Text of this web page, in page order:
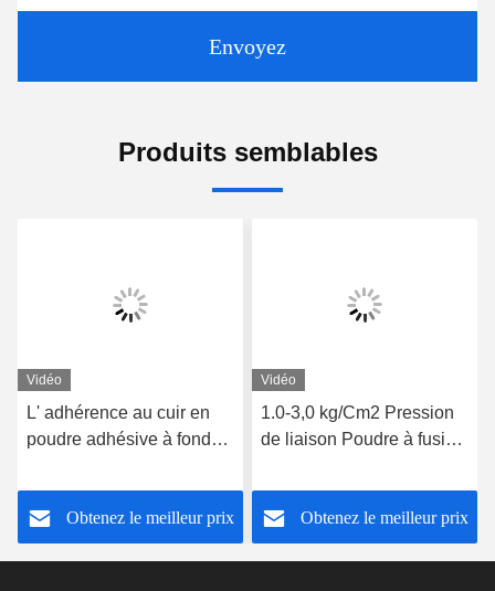
Envoyez
Produits semblables
Vidéo
L' adhérence au cuir en
poudre adhésive à fonder
réglage rapide
Obtenez le meilleur prix
Vidéo
1.0-3,0 kg/Cm2 Pression
de liaison Poudre à fusion
de lavage
Obtenez le meilleur prix